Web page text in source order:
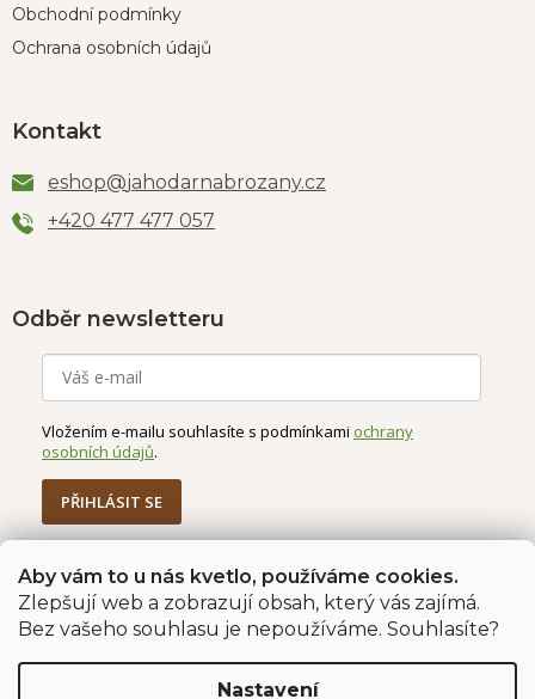
Aby vám to u nás kvetlo, používáme cookies.
Zlepšují web a zobrazují obsah, který vás zajímá.
Bez vašeho souhlasu je nepoužíváme. Souhlasíte?
Nastavení
Obchodní podmínky
Ochrana osobních údajů
Kontakt
eshop@jahodarnabrozany.cz
+420 477 477 057
Odběr newsletteru
Vložením e-mailu souhlasíte s podmínkami ochrany
osobních údajů.
PŘIHLÁSIT SE
Jahodárna Brozany Obchodní podmínky
Podmínky ochrany údajů
Vytvořil Shoptet Premium